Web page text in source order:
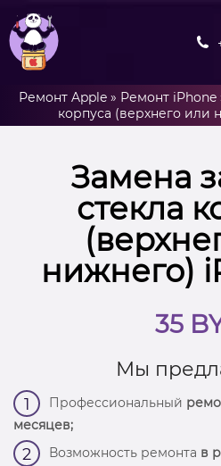
Ремонт Apple » Ремонт iPhone
корпуса (верхнего или
Замена
стекла
нижнего)
35
Мы
1 Профессиональный
месяцев;
2 Возможность ремонта в